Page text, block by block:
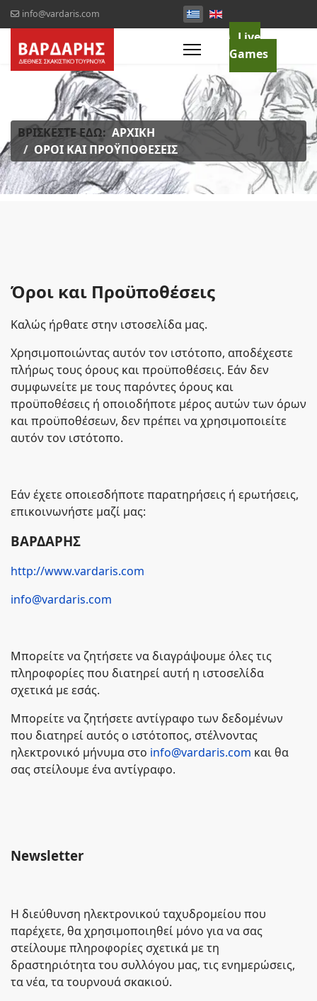
info@vardaris.com
Live
Games
ΒΡΊΣΚΕΣΤΕ ΕΔΏ: ΑΡΧΙΚΉ
ΌΡΟΙ ΚΑΙ ΠΡΟΫΠΟΘΈΣΕΙΣ
Όροι και Προϋποθέσεις
Καλώς ήρθατε στην ιστοσελίδα μας.
Χρησιμοποιώντας αυτόν τον ιστότοπο, αποδέχεστε
πλήρως τους όρους και προϋποθέσεις. Εάν δεν
συμφωνείτε με τους παρόντες όρους και
προϋποθέσεις ή οποιοδήποτε μέρος αυτών των όρων
και προϋποθέσεων, δεν πρέπει να χρησιμοποιείτε
αυτόν τον ιστότοπο.
Εάν έχετε οποιεσδήποτε παρατηρήσεις ή ερωτήσεις,
επικοινωνήστε μαζί μας:
ΒΑΡΔΑΡΗΣ
http://www.vardaris.com
info@vardaris.com
Μπορείτε να ζητήσετε να διαγράψουμε όλες τις
πληροφορίες που διατηρεί αυτή η ιστοσελίδα
σχετικά με εσάς.
Μπορείτε να ζητήσετε αντίγραφο των δεδομένων
που διατηρεί αυτός ο ιστότοπος, στέλνοντας
ηλεκτρονικό μήνυμα στο info@vardaris.com και θα
σας στείλουμε ένα αντίγραφο.
Newsletter
Η διεύθυνση ηλεκτρονικού ταχυδρομείου που
παρέχετε, θα χρησιμοποιηθεί μόνο για να σας
στείλουμε πληροφορίες σχετικά με τη
δραστηριότητα του συλλόγου μας, τις ενημερώσεις,
τα νέα, τα τουρνουά σκακιού.